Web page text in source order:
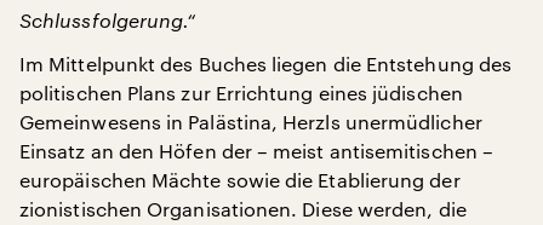
Schlussfolgerung.“
Im Mittelpunkt des Buches liegen die Entstehung des
politischen Plans zur Errichtung eines jüdischen
Gemeinwesens in Palästina, Herzls unermüdlicher
Einsatz an den Höfen der – meist antisemitischen –
europäischen Mächte sowie die Etablierung der
zionistischen Organisationen. Diese werden, die